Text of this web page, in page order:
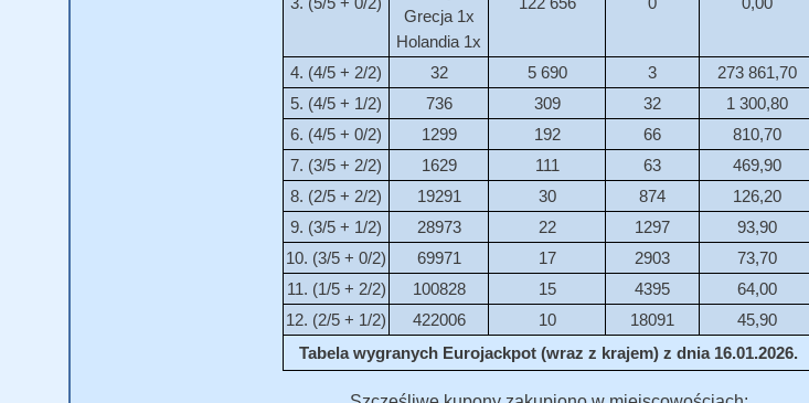
Grecja 1x
Holandia 1x
4. (4/5 + 2/2) 32 5 690 3
273 861,70
5. (4/5 + 1/2)
736 309 32
1 300,80
6. (4/5 + 0/2)
1299 192 66
810,70
7. (3/5 + 2/2)
1629 111 63
469,90
8. (2/5 + 2/2)
19291 30 874
126,20
9. (3/5 + 1/2)
28973 22 1297
93,90
10. (3/5 + 0/2)
69971 17 2903
73,70
11. (1/5 + 2/2)
100828 15 4395
64,00
12. (2/5 + 1/2)
422006 10 18091
45,90
Tabela wygranych Eurojackpot (wraz z krajem) z dnia 16.01.2026.